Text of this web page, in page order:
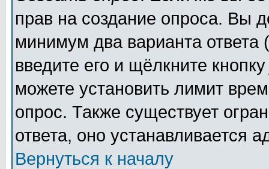
прав на создание опроса. Вы
минимум два варианта ответа
введите его и щёлкните
можете установить лимит
опрос. Также существует
ответа, оно устанавливается
Вернуться к началу